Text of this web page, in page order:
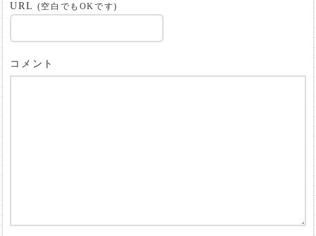
URL (空白でもOKです)
コメント